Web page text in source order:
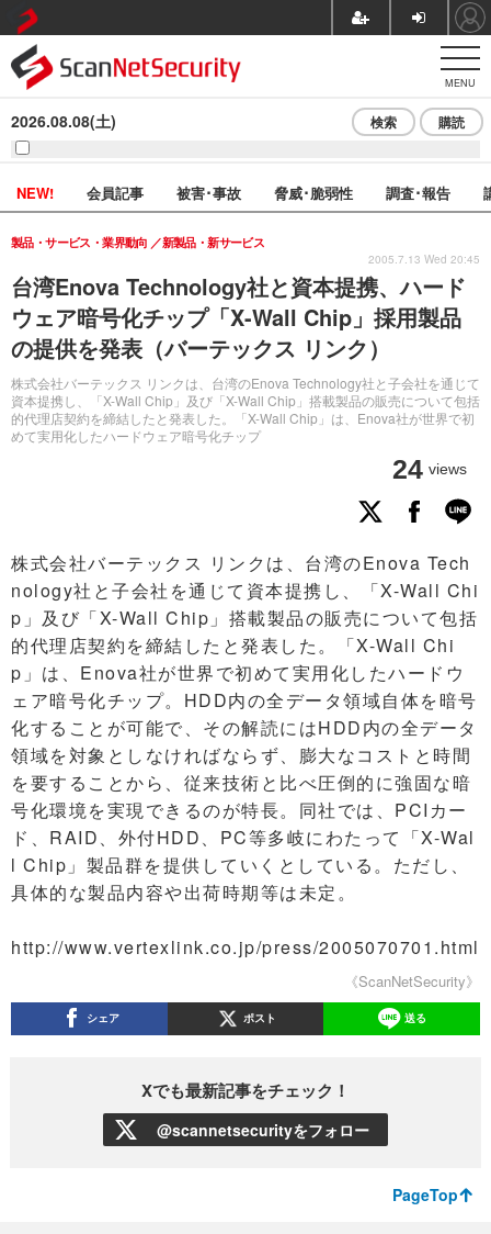
MENU
2026.08.08(土) 検索 購読
NEW! 会員記事 被害･事故 脅威･脆弱性 調査･報告
台湾Enova Technology社と資本提携、ハード
ウェア暗号化チップ「X-Wall Chip」採用製品
の提供を発表（バーテックス リンク）
株式会社バーテックス リンクは、台湾のEnova Technology社と子会社を通じて
資本提携し、「X-Wall Chip」及び「X-Wall Chip」搭載製品の販売について包括
的代理店契約を締結したと発表した。「X-Wall Chip」は、Enova社が世界で初
めて実用化したハードウェア暗号化チップ
製品・サービス・業界動向 新製品・新サービス
24 views
2005.7.13 Wed 20:45
株式会社バーテックス リンクは、台湾のEnova Tech
nology社と子会社を通じて資本提携し、「X-Wall Chi
p」及び「X-Wall Chip」搭載製品の販売について包括
的代理店契約を締結したと発表した。「X-Wall Chi
p」は、Enova社が世界で初めて実用化したハードウ
ェア暗号化チップ。HDD内の全データ領域自体を暗号
化することが可能で、その解読にはHDD内の全データ
領域を対象としなければならず、膨大なコストと時間
を要することから、従来技術と比べ圧倒的に強固な暗
号化環境を実現できるのが特長。同社では、PCIカー
ド、RAID、外付HDD、PC等多岐にわたって「X-Wal
l Chip」製品群を提供していくとしている。ただし、
具体的な製品内容や出荷時期等は未定。
http://www.vertexlink.co.jp/press/2005070701.html
《ScanNetSecurity》
シェア ポスト 送る
Xでも最新記事をチェック！
@scannetsecurityをフォロー
PageTop